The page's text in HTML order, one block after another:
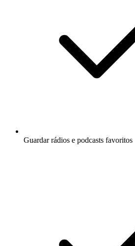
Guardar rádios e podcasts favoritos